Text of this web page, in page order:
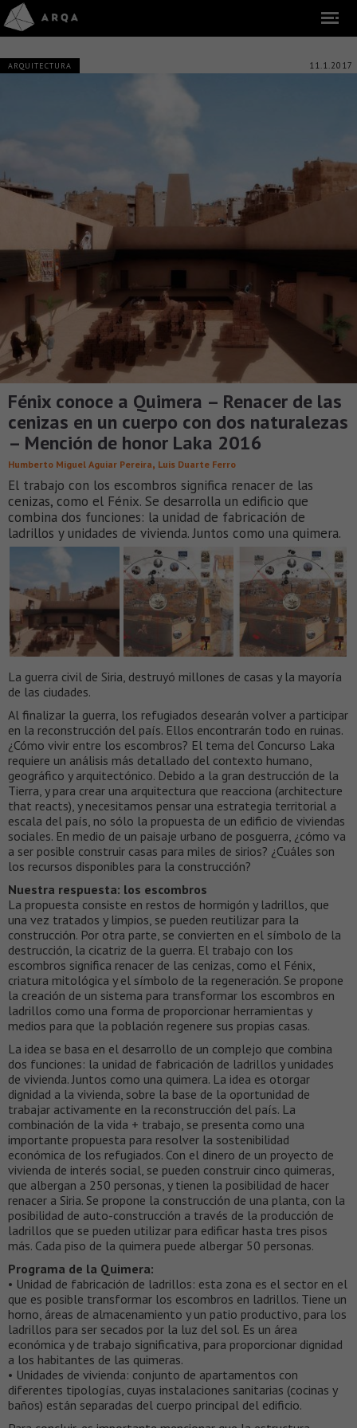
ARQUITECTURA 11.1.2017
Fénix conoce a Quimera – Renacer de las
cenizas en un cuerpo con dos naturalezas
– Mención de honor Laka 2016
Humberto Miguel Aguiar Pereira, Luis Duarte Ferro
El trabajo con los escombros significa renacer de las
cenizas, como el Fénix. Se desarrolla un edificio que
combina dos funciones: la unidad de fabricación de
ladrillos y unidades de vivienda. Juntos como una quimera.
La guerra civil de Siria, destruyó millones de casas y la mayoría
de las ciudades.
Al finalizar la guerra, los refugiados desearán volver a participar
en la reconstrucción del país. Ellos encontrarán todo en ruinas.
¿Cómo vivir entre los escombros? El tema del Concurso Laka
requiere un análisis más detallado del contexto humano,
geográfico y arquitectónico. Debido a la gran destrucción de la
Tierra, y para crear una arquitectura que reacciona (architecture
that reacts), y necesitamos pensar una estrategia territorial a
escala del país, no sólo la propuesta de un edificio de viviendas
sociales. En medio de un paisaje urbano de posguerra, ¿cómo va
a ser posible construir casas para miles de sirios? ¿Cuáles son
los recursos disponibles para la construcción?
Nuestra respuesta: los escombros
La propuesta consiste en restos de hormigón y ladrillos, que
una vez tratados y limpios, se pueden reutilizar para la
construcción. Por otra parte, se convierten en el símbolo de la
destrucción, la cicatriz de la guerra. El trabajo con los
escombros significa renacer de las cenizas, como el Fénix,
criatura mitológica y el símbolo de la regeneración. Se propone
la creación de un sistema para transformar los escombros en
ladrillos como una forma de proporcionar herramientas y
medios para que la población regenere sus propias casas.
La idea se basa en el desarrollo de un complejo que combina
dos funciones: la unidad de fabricación de ladrillos y unidades
de vivienda. Juntos como una quimera. La idea es otorgar
dignidad a la vivienda, sobre la base de la oportunidad de
trabajar activamente en la reconstrucción del país. La
combinación de la vida + trabajo, se presenta como una
importante propuesta para resolver la sostenibilidad
económica de los refugiados. Con el dinero de un proyecto de
vivienda de interés social, se pueden construir cinco quimeras,
que albergan a 250 personas, y tienen la posibilidad de hacer
renacer a Siria. Se propone la construcción de una planta, con la
posibilidad de auto-construcción a través de la producción de
ladrillos que se pueden utilizar para edificar hasta tres pisos
más. Cada piso de la quimera puede albergar 50 personas.
Programa de la Quimera:
• Unidad de fabricación de ladrillos: esta zona es el sector en el
que es posible transformar los escombros en ladrillos. Tiene un
horno, áreas de almacenamiento y un patio productivo, para los
ladrillos para ser secados por la luz del sol. Es un área
económica y de trabajo significativa, para proporcionar dignidad
a los habitantes de las quimeras.
• Unidades de vivienda: conjunto de apartamentos con
diferentes tipologías, cuyas instalaciones sanitarias (cocinas y
baños) están separadas del cuerpo principal del edificio.